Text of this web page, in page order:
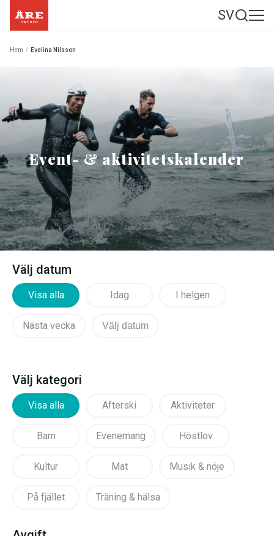
SV
Hem / Evelina Nilsson
Event- & aktivitetskalender
Välj datum
Visa alla Idag I helgen
Nästa vecka Välj datum
Välj kategori
Visa alla Afterski Aktiviteter
Barn Evenemang Höstlov
Kultur Mat Musik & nöje
På fjället Träning & hälsa